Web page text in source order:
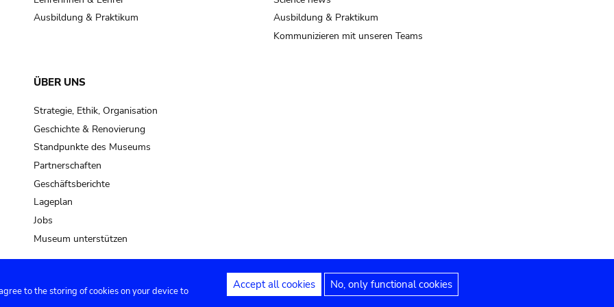
Ausbildung & Praktikum
Ausbildung & Praktikum
Kommunizieren mit unseren Teams
ÜBER UNS
Strategie, Ethik, Organisation
Geschichte & Renovierung
Standpunkte des Museums
Partnerschaften
Geschäftsberichte
Lageplan
Jobs
Museum unterstützen
Privacy settings Rechtliche Hinweise Erklärung zur Barrierefreiheit
to the storing of cookies on your device to
Accept all cookies No, only functional cookies